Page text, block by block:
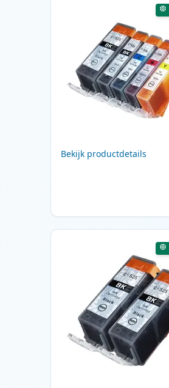
Bekijk productdetails